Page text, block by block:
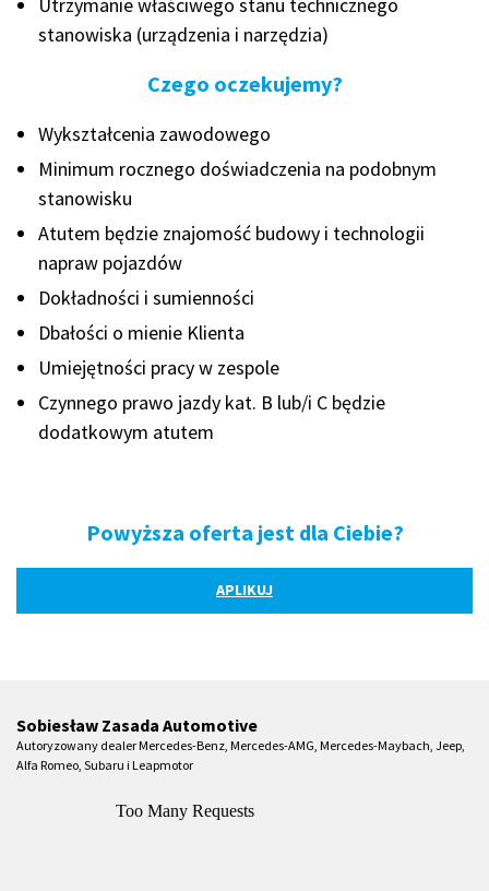
stanowiska (urządzenia i narzędzia)
Czego oczekujemy?
Wykształcenia zawodowego
Minimum rocznego doświadczenia na podobnym
stanowisku
Atutem będzie znajomość budowy i technologii
napraw pojazdów
Dokładności i sumienności
Dbałości o mienie Klienta
Umiejętności pracy w zespole
Czynnego prawo jazdy kat. B lub/i C będzie
dodatkowym atutem
Powyższa oferta jest dla Ciebie?
APLIKUJ
Sobiesław Zasada Automotive
Autoryzowany dealer Mercedes-Benz, Mercedes-AMG, Mercedes-Maybach, Jeep,
Alfa Romeo, Subaru i Leapmotor